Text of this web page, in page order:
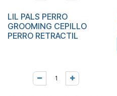
LIL PALS PERRO
GROOMING CEPILLO
PERRO RETRACTIL